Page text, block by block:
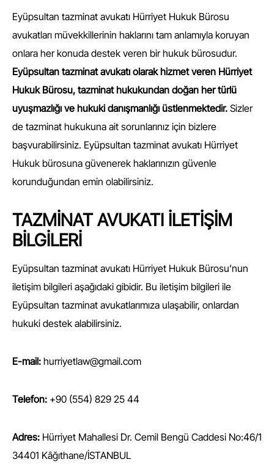
Eyüpsultan tazminat avukatı Hürriyet Hukuk Bürosu
avukatları müvekkillerinin haklarını tam anlamıyla koruyan
onlara her konuda destek veren bir hukuk bürosudur.
Eyüpsultan tazminat avukatı olarak hizmet veren Hürriyet
Hukuk Bürosu, tazminat hukukundan doğan her türlü
uyuşmazlığı ve hukuki danışmanlığı üstlenmektedir. Sizler
de tazminat hukukuna ait sorunlarınız için bizlere
başvurabilirsiniz. Eyüpsultan tazminat avukatı Hürriyet
Hukuk bürosuna güvenerek haklarınızın güvenle
korunduğundan emin olabilirsiniz.
TAZMİNAT AVUKATI İLETİŞİM
BİLGİLERİ
Eyüpsultan tazminat avukatı Hürriyet Hukuk Bürosu’nun
iletişim bilgileri aşağıdaki gibidir. Bu iletişim bilgileri ile
Eyüpsultan tazminat avukatlarımıza ulaşabilir, onlardan
hukuki destek alabilirsiniz.
E-mail: hurriyetlaw@gmail.com
Telefon: +90 (554) 829 25 44
Adres: Hürriyet Mahallesi Dr. Cemil Bengü Caddesi No:46/1
34401 Kâğıthane/İSTANBUL